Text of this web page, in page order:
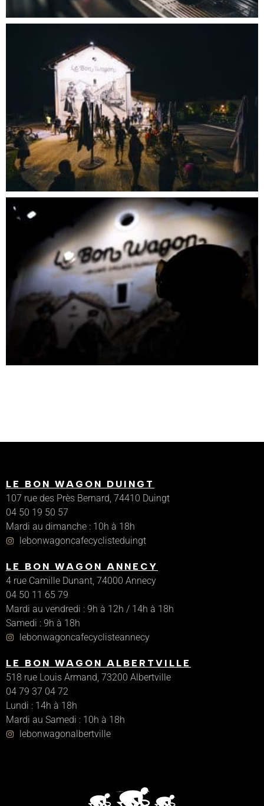
LE BON WAGON DUINGT
107 rue des Près Bernard, 74410 Duingt
04 50 19 50 57
Mardi au dimanche : 10h à 18h
lebonwagoncafecyclisteduingt
LE BON WAGON ANNECY
4 rue Camille Dunant, 74000 Annecy
04 50 11 65 79
Mardi au vendredi : 9h à 12h / 14h à 18h
Samedi : 9h à 18h
lebonwagoncafecyclisteannecy
LE BON WAGON ALBERTVILLE
518 rue Louis Armand, 73200 Albertville
04 79 37 04 72
Lundi : 14h à 18h
Mardi au Samedi : 10h à 18h
lebonwagonalbertville